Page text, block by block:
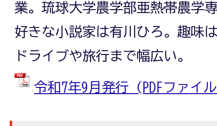
業。琉球大学農学部亜熱帯農学
好きな小説家は有川ひろ。趣味
ドライブや旅行まで幅広い。
令和7年9月発行 (PDFファイ